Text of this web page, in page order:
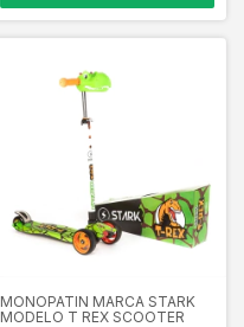
MONOPATIN MARCA STARK
MODELO T REX SCOOTER